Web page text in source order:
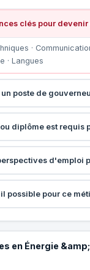
clés pour devenir
·
· Langues
poste de
diplôme est requis
d'emploi
possible pour ce
en Énergie